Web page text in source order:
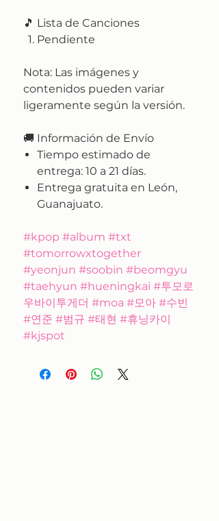
🎵 Lista de Canciones
Pendiente
Nota: Las imágenes y
contenidos pueden variar
ligeramente según la versión.
🚚 Información de Envío
Tiempo estimado de
entrega: 10 a 21 días.
Entrega gratuita en León,
Guanajuato.
#kpop #album #txt
#tomorrowxtogether
#yeonjun #soobin #beomgyu
#taehyun #hueningkai #투모로
우바이투게더 #moa #모아 #수빈
#연준 #범규 #태현 #휴닝카이
#kjspot